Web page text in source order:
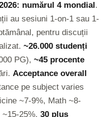
numărul 4 mondial.
au sesiuni 1-on-1 sau 1-
pentru discuții
~26.000 studenți
PG), ~45 procente
Acceptance overall
pe subject varies
~7-9%, Math ~8-
25%. 30 plus